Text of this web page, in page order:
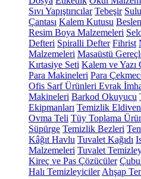
Sıvı Yapıştırıcılar Tebeşir
Çantası Kalem Kutusu
Resim Boya Malzemeleri
Defteri Spiralli Defter Fihrist
Malzemeleri Masaüstü
Kırtasiye Seti Kalem ve Yazı
Para Makineleri Para
Ofis Sarf Ürünleri Evrak
Makineleri Barkod Okuyucu
Ekipmanları Temizlik
Ovma Teli Tüy Toplama
Süpürge Temizlik Bezleri
Kâğıt Havlu Tuvalet Kağıdı
Malzemeleri Tuvalet
Kireç ve Pas Çözücüler
Halı Temizleyiciler Ahşap